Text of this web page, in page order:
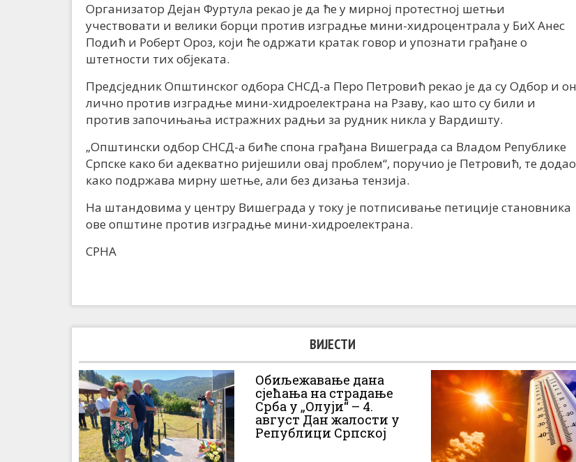
Организатор Дејан Фуртула рекао је да ће у мирној протестној шетњи
учествовати и велики борци против изградње мини-хидроцентрала у БиХ Анес
Подић и Роберт Ороз, који ће одржати кратак говор и упознати грађане о
штетности тих објеката.
Предсједник Општинског одбора СНСД-а Перо Петровић рекао је да су Одбор и он
лично против изградње мини-хидроелектрана на Рзаву, као што су били и
против започињања истражних радњи за рудник никла у Вардишту.
„Општински одбор СНСД-а биће спона грађана Вишеграда са Владом Републике
Српске како би адекватно ријешили овај проблем“, поручио је Петровић, те додао
како подржава мирну шетње, али без дизања тензија.
На штандовима у центру Вишеграда у току је потписивање петиције становника
ове општине против изградње мини-хидроелектрана.
СРНА
ВИЈЕСТИ
Обиљежавање дана
сјећања на страдање
Срба у „Олуји“ – 4.
август Дан жалости у
Републици Српској